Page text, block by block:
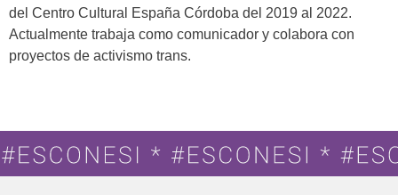
del Centro Cultural España Córdoba del 2019 al 2022.
Actualmente trabaja como comunicador y colabora con
proyectos de activismo trans.